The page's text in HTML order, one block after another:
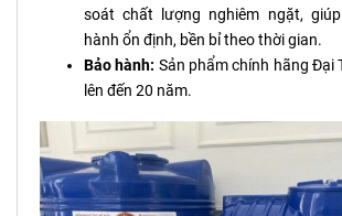
soát chất lượng nghiêm ngặt,
hành ổn định, bền bỉ theo thời gian.
Bảo hành: Sản phẩm chính hãng Đại
lên đến 20 năm.